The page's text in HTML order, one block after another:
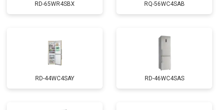
RD-65WR4SBX RQ-56WC4SAB
RD-44WC4SAY RD-46WC4SAS